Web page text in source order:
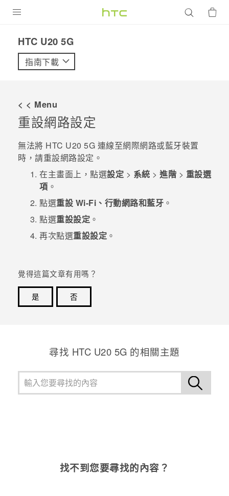
VIVE
配件
優惠專區
焦點訊息
校園專案
企業採購
銷售門市
銷售通路
支援服務
‎HTC U20 5G‎
指南下載
< < Menu
重設網路設定
無法將 HTC U20 5G 連線至網際網路或藍牙裝置
時，請重設網路設定。
在主畫面上，點選設定 > 系統 > 進階 > 重設選
項 。
點選重設 Wi-Fi、行動網路和藍牙 。
點選重設設定 。
再次點選重設設定 。
覺得這篇文章有用嗎？
是
否
尋找 ‎HTC U20 5G 的相關主題
找不到您要尋找的內容？